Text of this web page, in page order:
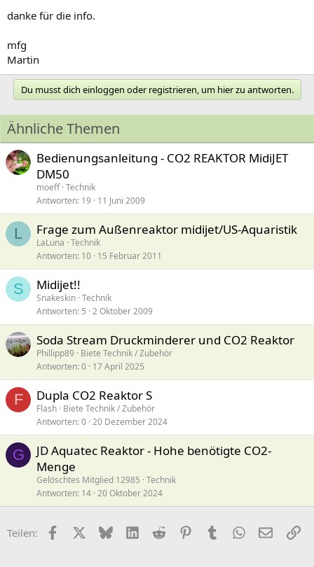
danke für die info.
mfg
Martin
Du musst dich einloggen oder registrieren, um hier zu antworten.
Ähnliche Themen
Bedienungsanleitung - CO2 REAKTOR MidiJET
DM50
moeff Technik
Antworten 19 11 Juni 2009
L Frage zum Außenreaktor midijet/US-Aquaristik
LaLuna Technik
Antworten 10 15 Februar 2011
S Midijet!!
Snakeskin Technik
Antworten 5 2 Oktober 2009
Soda Stream Druckminderer und CO2 Reaktor
Phillipp89
Biete Technik / Zubehör
Antworten 0 17 April 2025
F Dupla CO2 Reaktor S
Flash Biete Technik / Zubehör
Antworten 0 20 Dezember 2024
G
JD Aquatec Reaktor - Hohe benötigte CO2-
Menge
Gelöschtes Mitglied 12985 Technik
Antworten 14 20 Oktober 2024
Teilen: FacebookX (Twitter)
BlueskyLinkedIn
Reddit PinterestTumblr WhatsApp
E-Mail